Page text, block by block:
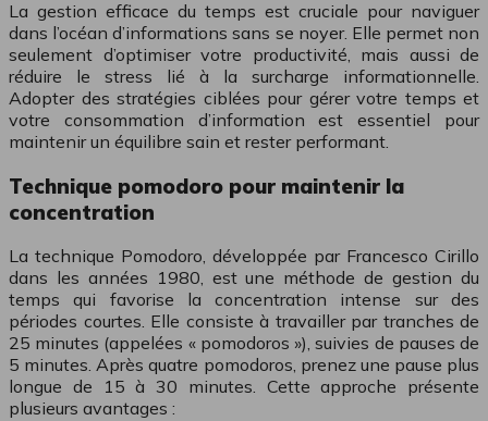
La gestion efficace du temps est cruciale pour naviguer
dans l’océan d’informations sans se noyer. Elle permet non
seulement d’optimiser votre productivité, mais aussi de
réduire le stress lié à la surcharge informationnelle.
Adopter des stratégies ciblées pour gérer votre temps et
votre consommation d’information est essentiel pour
maintenir un équilibre sain et rester performant.
Technique pomodoro pour maintenir la
concentration
La technique Pomodoro, développée par Francesco Cirillo
dans les années 1980, est une méthode de gestion du
temps qui favorise la concentration intense sur des
périodes courtes. Elle consiste à travailler par tranches de
25 minutes (appelées « pomodoros »), suivies de pauses de
5 minutes. Après quatre pomodoros, prenez une pause plus
longue de 15 à 30 minutes. Cette approche présente
plusieurs avantages :